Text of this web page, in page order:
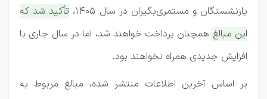
بازنشستگان و مستمری‌بگیران در سال 1405،
تأکید شد که
این مبالغ همچنان پرداخت خواهند شد، اما در سال جاری با
افزایش جدیدی همراه نخواهند بود.
بر اساس آخرین اطلاعات منتشر شده، مبالغ مربوط به